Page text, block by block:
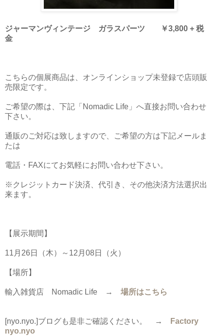
ジャーマンヴィンテージ ガラスパーツ ￥3,800 + 税
金
こちらの個展商品は、オンラインショップ未登録で店頭販
売限定です。
ご希望の際は、下記「Nomadic Life」へ直接お問い合わせ
下さい。
通販のご対応は致しますので、ご希望の方は下記メールま
たは
電話・FAXにてお気軽にお問い合わせ下さい。
※クレジットカード決済、代引き、その他決済方法選択出
来ます。
【展示期間】
11月26日（木）～12月08日（火）
【場所】
輸入雑貨店 Nomadic Life → 場所はこちら
[nyo.nyo.]ブログも是非ご確認ください。 →
Factory
nyo.nyo